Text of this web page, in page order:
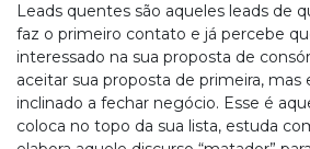
Leads quentes são aqueles leads de
faz o primeiro contato e já percebe
interessado na sua proposta de
aceitar sua proposta de primeira,
inclinado a fechar negócio. Esse é
coloca no topo da sua lista, estuda